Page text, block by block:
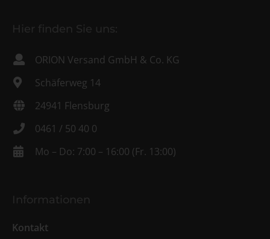
Hier finden Sie uns:
ORION Versand GmbH & Co. KG
Schäferweg 14
24941 Flensburg
0461 / 50 40 0
Mo – Do: 7:00 – 16:00 (Fr. 13:00)
Informationen
Kontakt